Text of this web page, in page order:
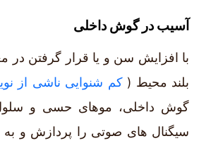
آسیب در گوش داخلی
با افزایش سن و یا قرار گرفتن
بلند محیط (کم شنوایی ناشی از
گوش داخلی، موهای حسی و
سیگنال های صوتی را پردازش و